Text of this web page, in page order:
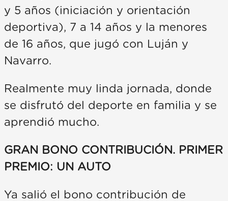
y 5 años (iniciación y orientación
deportiva), 7 a 14 años y la menores
de 16 años, que jugó con Luján y
Navarro.
Realmente muy linda jornada, donde
se disfrutó del deporte en familia y se
aprendió mucho.
GRAN BONO CONTRIBUCIÓN. PRIMER
PREMIO: UN AUTO
Ya salió el bono contribución de